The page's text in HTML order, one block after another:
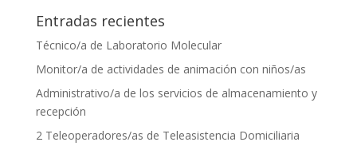
Entradas recientes
Técnico/a de Laboratorio Molecular
Monitor/a de actividades de animación con niños/as
Administrativo/a de los servicios de almacenamiento y
recepción
2 Teleoperadores/as de Teleasistencia Domiciliaria